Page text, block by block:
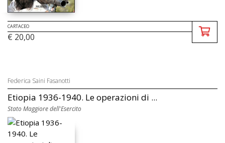
CARTACEO
€ 20,00
Federica Saini Fasanotti
Etiopia 1936-1940. Le operazioni di ...
Stato Maggiore dell'Esercito